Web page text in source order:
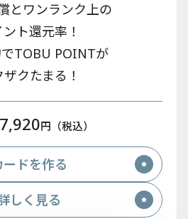
とワンランク上の
ト還元率！
TOBU POINTが
クたまる！
7,920円（税込）
ードを作る
しく見る